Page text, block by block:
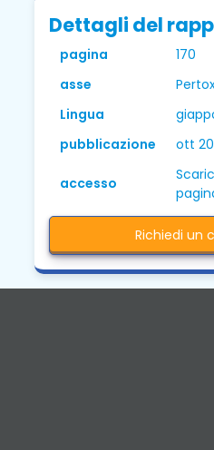
Dettagli del
pagina
170
asse
Lingua
pubblicazione
ott
accesso
Richiedi un